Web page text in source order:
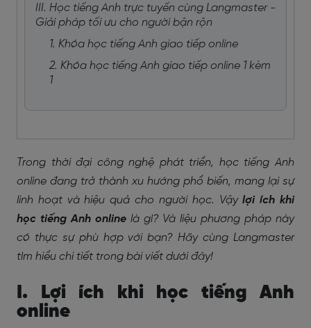
III. Học tiếng Anh trực tuyến cùng Langmaster -
Giải pháp tối ưu cho người bận rộn
1. Khóa học tiếng Anh giao tiếp online
2. Khóa học tiếng Anh giao tiếp online 1 kèm
1
Trong thời đại công nghệ phát triển, học tiếng Anh
online đang trở thành xu hướng phổ biến, mang lại sự
linh hoạt và hiệu quả cho người học. Vậylợi ích khi
học tiếng Anh onlinelà gì? Và liệu phương pháp này
có thực sự phù hợp với bạn? Hãy cùng Langmaster
tìm hiểu chi tiết trong bài viết dưới đây!
I. Lợi ích khi học tiếng Anh
online